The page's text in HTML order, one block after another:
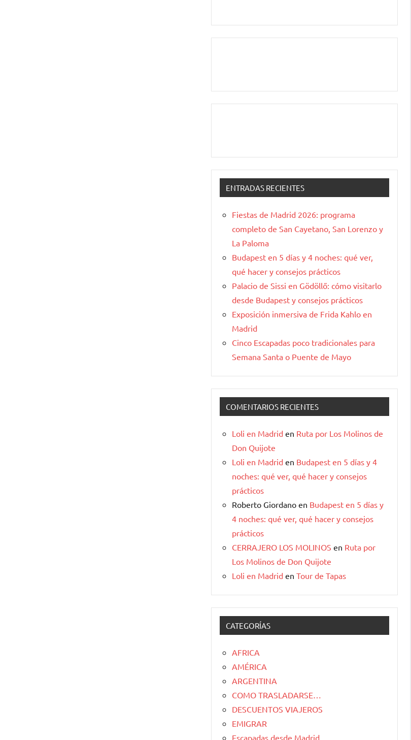
ENTRADAS RECIENTES
Fiestas de Madrid 2026: programa
completo de San Cayetano, San Lorenzo y
La Paloma
Budapest en 5 días y 4 noches: qué ver,
qué hacer y consejos prácticos
Palacio de Sissi en Gödöllő: cómo visitarlo
desde Budapest y consejos prácticos
Exposición inmersiva de Frida Kahlo en
Madrid
Cinco Escapadas poco tradicionales para
Semana Santa o Puente de Mayo
COMENTARIOS RECIENTES
Loli en Madrid en Ruta por Los Molinos de
Don Quijote
Loli en Madrid en Budapest en 5 días y 4
noches: qué ver, qué hacer y consejos
prácticos
Roberto Giordano en Budapest en 5 días y
4 noches: qué ver, qué hacer y consejos
prácticos
CERRAJERO LOS MOLINOS en Ruta por
Los Molinos de Don Quijote
Loli en Madrid en Tour de Tapas
CATEGORÍAS
AFRICA
AMÉRICA
ARGENTINA
COMO TRASLADARSE…
DESCUENTOS VIAJEROS
EMIGRAR
Escapadas desde Madrid